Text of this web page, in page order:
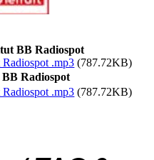
BB Radiospot
.mp3 (787.72KB)
Radiospot
.mp3 (787.72KB)